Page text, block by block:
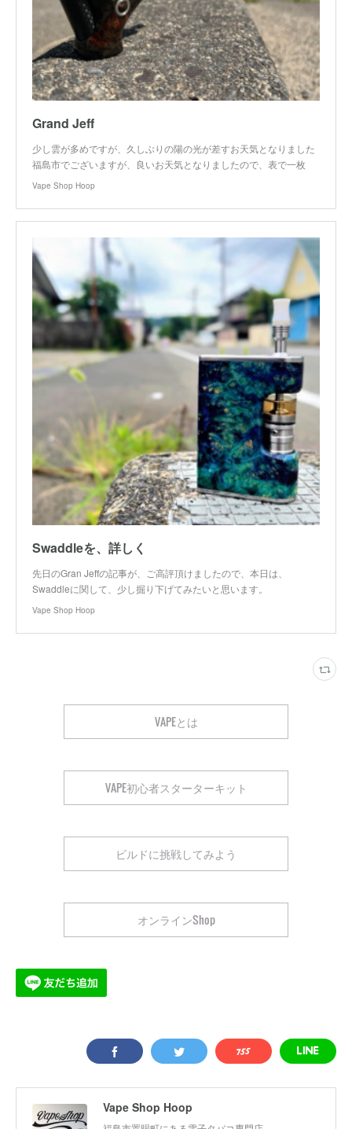
Grand Jeff
少し雲が多めですが、久しぶりの陽の光が差すお天気となりました
福島市でございますが、良いお天気となりましたので、表で一枚
Vape Shop Hoop
Swaddleを、詳しく
先日のGran Jeffの記事が、ご高評頂けましたので、本日は、
Swaddleに関して、少し掘り下げてみたいと思います。
Vape Shop Hoop
VAPEとは
VAPE初心者スターターキット
ビルドに挑戦してみよう
オンラインShop
Vape Shop Hoop